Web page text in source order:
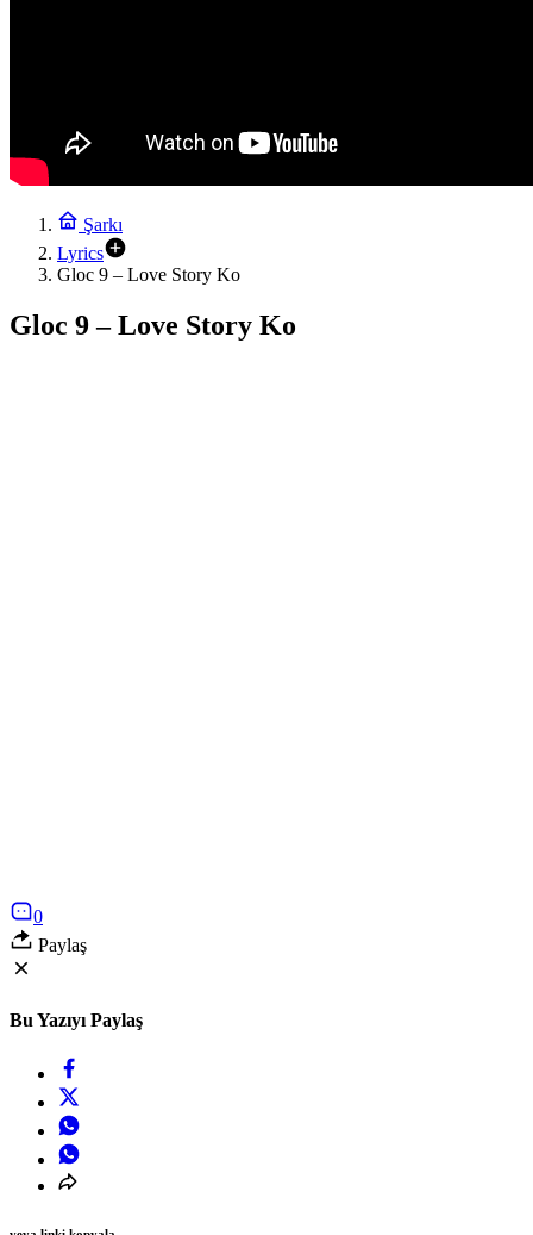
Şarkı
Lyrics
Gloc 9 – Love Story Ko
Gloc 9 – Love Story Ko
0
Paylaş
Bu Yazıyı Paylaş